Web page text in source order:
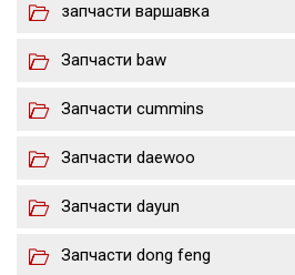
запчасти варшавка
Запчасти baw
Запчасти cummins
Запчасти daewoo
Запчасти dayun
Запчасти dong feng